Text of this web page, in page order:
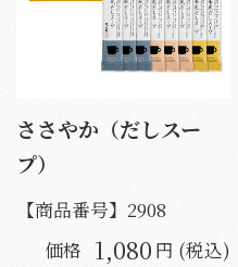
ささやか（だしスー
プ）
【商品番号】 2908
価格 1,080 円 (税込)